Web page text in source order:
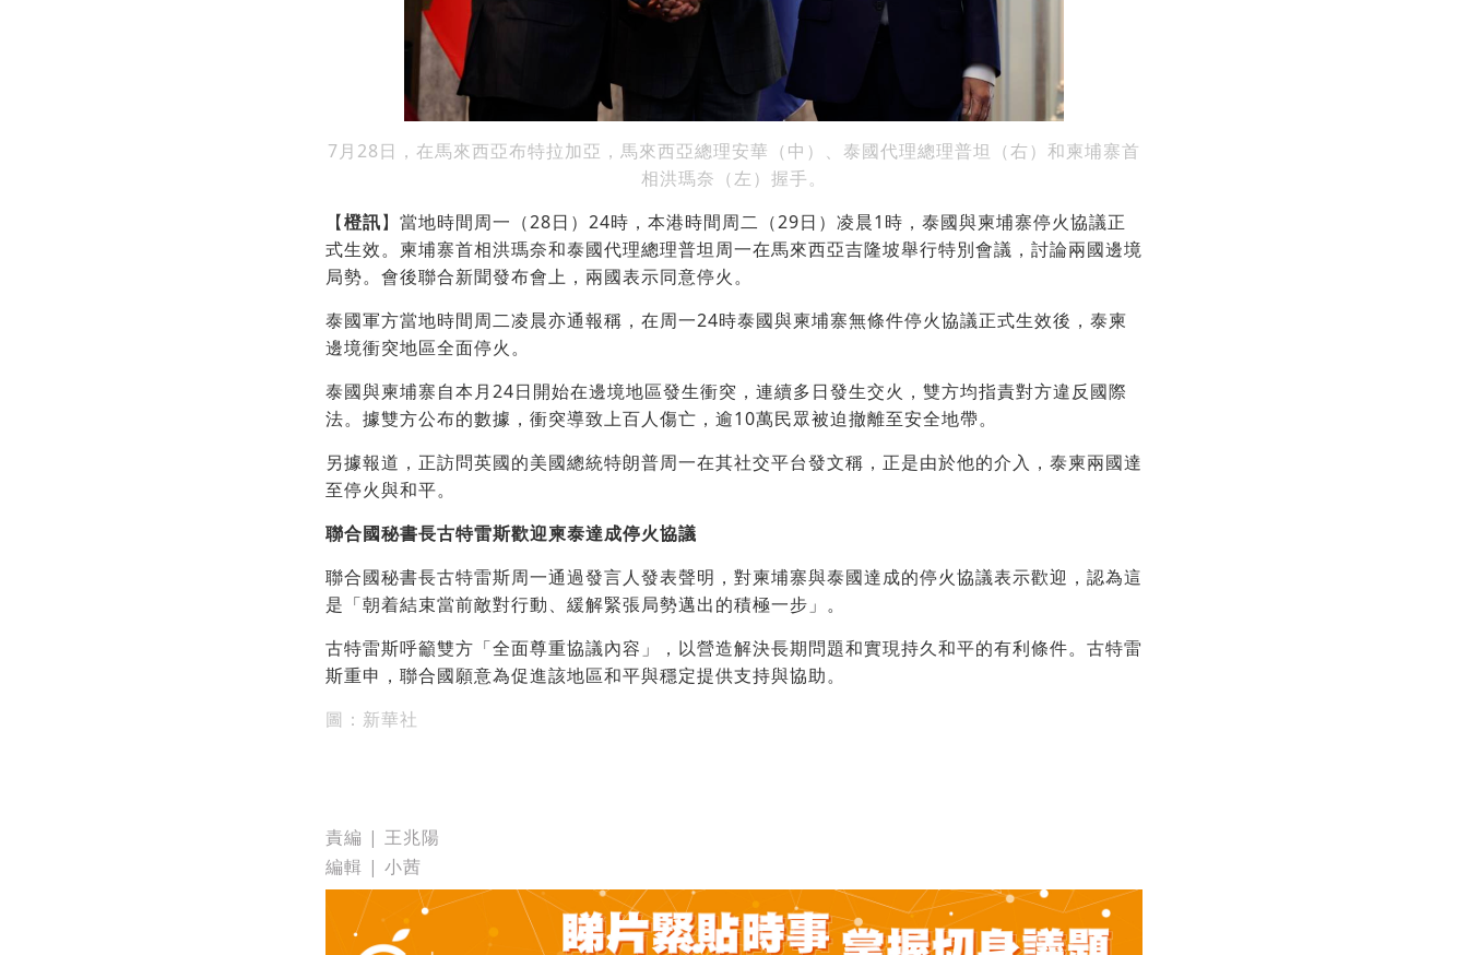
7月28日，在馬來西亞布特拉加亞，馬來西亞總理安華（中）、泰國代理總理普坦（右）和柬埔寨首
相洪瑪奈（左）握手。
【橙訊】當地時間周一（28日）24時，本港時間周二（29日）凌晨1時，泰國與柬埔寨停火協議正
式生效。柬埔寨首相洪瑪奈和泰國代理總理普坦周一在馬來西亞吉隆坡舉行特別會議，討論兩國邊境
局勢。會後聯合新聞發布會上，兩國表示同意停火。
泰國軍方當地時間周二凌晨亦通報稱，在周一24時泰國與柬埔寨無條件停火協議正式生效後，泰柬
邊境衝突地區全面停火。
泰國與柬埔寨自本月24日開始在邊境地區發生衝突，連續多日發生交火，雙方均指責對方違反國際
法。據雙方公布的數據，衝突導致上百人傷亡，逾10萬民眾被迫撤離至安全地帶。
另據報道，正訪問英國的美國總統特朗普周一在其社交平台發文稱，正是由於他的介入，泰柬兩國達
至停火與和平。
聯合國秘書長古特雷斯歡迎柬泰達成停火協議
聯合國秘書長古特雷斯周一通過發言人發表聲明，對柬埔寨與泰國達成的停火協議表示歡迎，認為這
是「朝着結束當前敵對行動、緩解緊張局勢邁出的積極一步」。
古特雷斯呼籲雙方「全面尊重協議內容」，以營造解決長期問題和實現持久和平的有利條件。古特雷
斯重申，聯合國願意為促進該地區和平與穩定提供支持與協助。
圖：新華社
責編 | 王兆陽
編輯 | 小茜